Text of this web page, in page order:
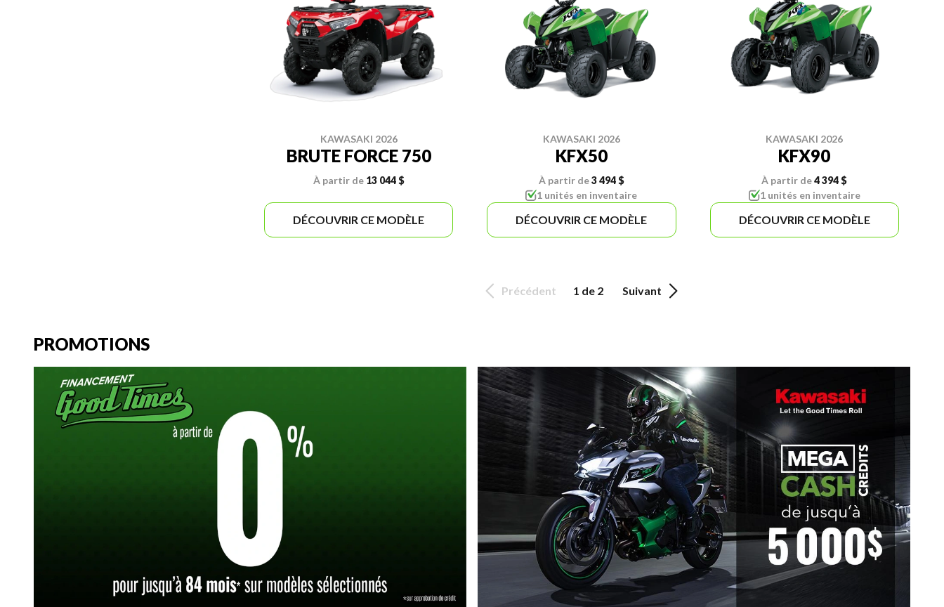
KAWASAKI 2026
BRUTE FORCE 750
À partir de 13 044 $
DÉCOUVRIR CE MODÈLE
KAWASAKI 2026
KFX50
À partir de3 494 $
1 unités en inventaire
DÉCOUVRIR CE MODÈLE
KAWASAKI 2026
KFX90
À partir de4 394 $
1 unités en inventaire
DÉCOUVRIR CE MODÈLE
Précédent 1 de 2 Suivant
PROMOTIONS